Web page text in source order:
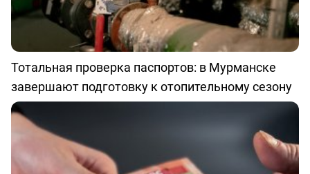
Тотальная проверка паспортов: в Мурманске
завершают подготовку к отопительному сезону